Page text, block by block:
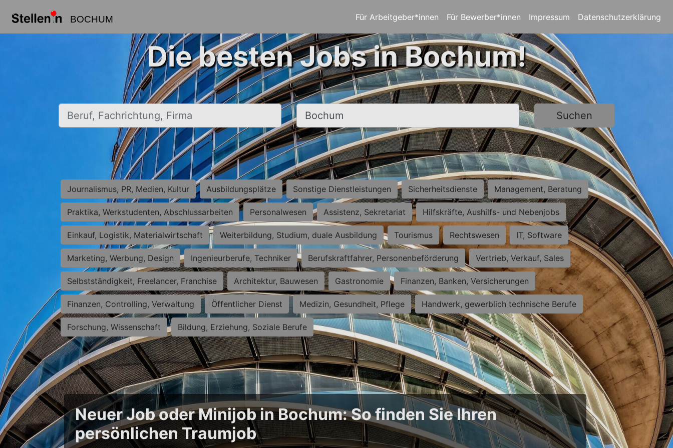
BOCHUM Für Arbeitgeber*innen Für Bewerber*innen Impressum Datenschutzerklärung
Die besten Jobs in Bochum!
Beruf, Fachrichtung, Firma Ort, Stadt Suchen
Journalismus, PR, Medien, Kultur Ausbildungsplätze Sonstige Dienstleistungen Sicherheitsdienste Management, Beratung
Praktika, Werkstudenten, Abschlussarbeiten Personalwesen Assistenz, Sekretariat Hilfskräfte, Aushilfs- und Nebenjobs
Einkauf, Logistik, Materialwirtschaft Weiterbildung, Studium, duale Ausbildung Tourismus Rechtswesen IT, Software
Marketing, Werbung, Design Ingenieurberufe, Techniker Berufskraftfahrer, Personenbeförderung Vertrieb, Verkauf, Sales
Selbstständigkeit, Freelancer, Franchise Architektur, Bauwesen Gastronomie Finanzen, Banken, Versicherungen
Finanzen, Controlling, Verwaltung Öffentlicher Dienst Medizin, Gesundheit, Pflege Handwerk, gewerblich technische Berufe
Forschung, Wissenschaft Bildung, Erziehung, Soziale Berufe
Neuer Job oder Minijob in Bochum: So finden Sie Ihren
persönlichen Traumjob